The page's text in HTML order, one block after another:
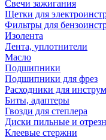
Свечи зажигания
Щетки для
Фильтры для
Изолента
Лента, уплотнители
Масло
Подшипники
Подшипники для фрез
Расходники для
Биты, адаптеры
Гвозди для степлера
Диски пильные и
Клеевые стержни